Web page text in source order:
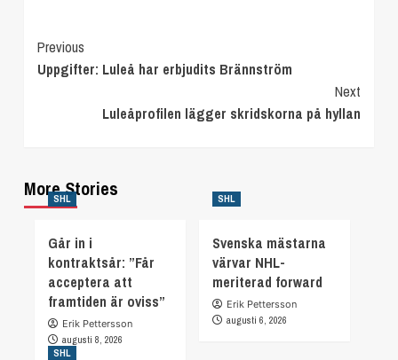
Continue
Reading
Previous
Uppgifter: Luleå har erbjudits Brännström
Next
Luleåprofilen lägger skridskorna på hyllan
More Stories
SHL
Går in i
kontraktsår: ”Får
acceptera att
framtiden är oviss”
Erik Pettersson
augusti 8, 2026
SHL
Svenska mästarna
värvar NHL-
meriterad forward
Erik Pettersson
augusti 6, 2026
SHL